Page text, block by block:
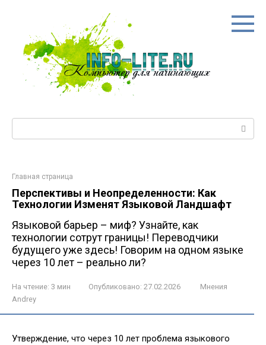
Главная страница
Перспективы и Неопределенности: Как
Технологии Изменят Языковой Ландшафт
Языковой барьер – миф? Узнайте, как
технологии сотрут границы! Переводчики
будущего уже здесь! Говорим на одном языке
через 10 лет – реально ли?
На чтение: 3 мин Опубликовано: 27.02.2026
Мнения
Andrey
Утверждение, что через 10 лет проблема языкового